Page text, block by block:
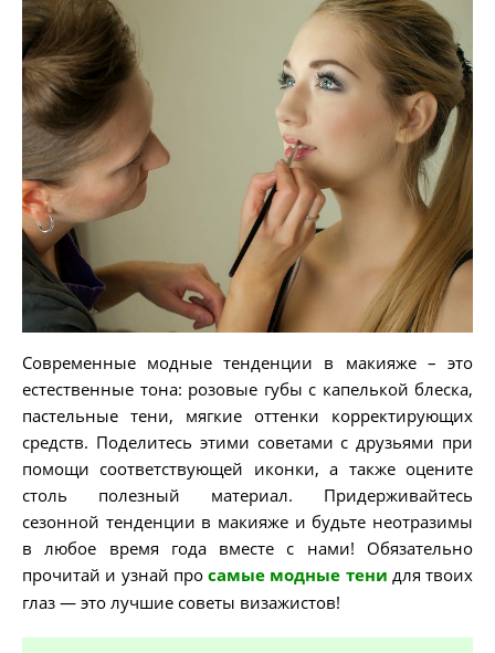
Современные модные тенденции в макияже – это
естественные тона: розовые губы с капелькой блеска,
пастельные тени, мягкие оттенки корректирующих
средств. Поделитесь этими советами с друзьями при
помощи соответствующей иконки, а также оцените
столь полезный материал. Придерживайтесь
сезонной тенденции в макияже и будьте неотразимы
в любое время года вместе с нами! Обязательно
прочитай и узнай про самые модные тени для твоих
глаз — это лучшие советы визажистов!